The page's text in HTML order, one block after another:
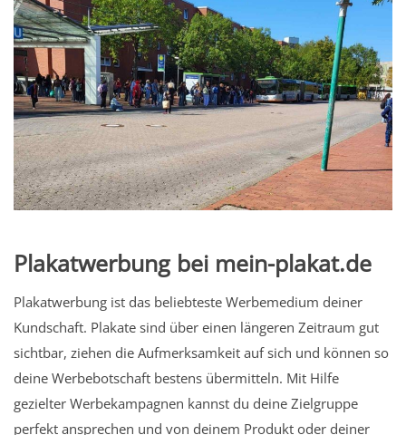
Plakatwerbung bei mein-plakat.de
Plakatwerbung ist das beliebteste Werbemedium deiner
Kundschaft. Plakate sind über einen längeren Zeitraum gut
sichtbar, ziehen die Aufmerksamkeit auf sich und können so
deine Werbebotschaft bestens übermitteln. Mit Hilfe
gezielter Werbekampagnen kannst du deine Zielgruppe
perfekt ansprechen und von deinem Produkt oder deiner